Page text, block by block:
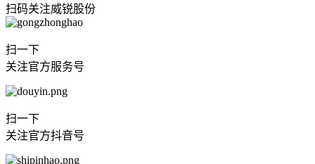
扫码关注威锐股份
扫一下
关注官方服务号
扫一下
关注官方抖音号